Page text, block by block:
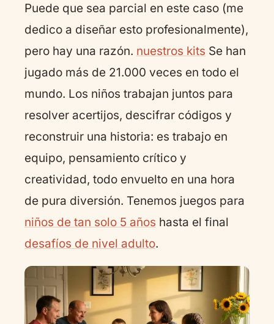
Puede que sea parcial en este caso (me
dedico a diseñar esto profesionalmente),
pero hay una razón. nuestros kits Se han
jugado más de 21.000 veces en todo el
mundo. Los niños trabajan juntos para
resolver acertijos, descifrar códigos y
reconstruir una historia: es trabajo en
equipo, pensamiento crítico y
creatividad, todo envuelto en una hora
de pura diversión. Tenemos juegos para
niños de tan solo 5 años hasta el final
desafíos de nivel adulto.